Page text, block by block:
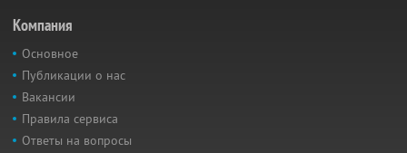
Компания
Основное
Публикации о нас
Вакансии
Правила сервиса
Ответы на вопросы